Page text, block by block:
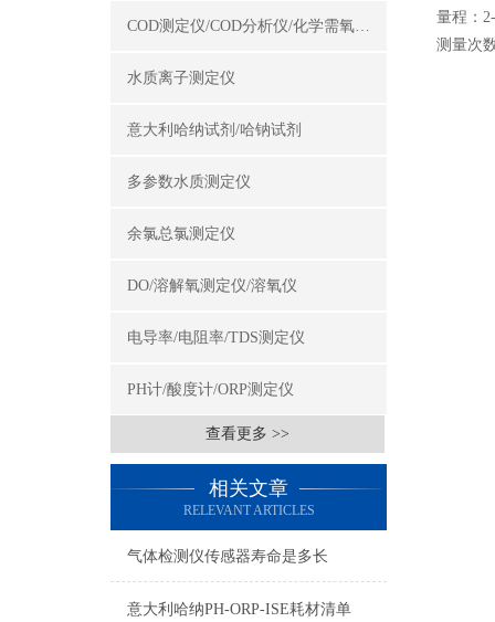
COD测定仪/COD分析仪/化学需氧量测定仪
水质离子测定仪
意大利哈纳试剂/哈钠试剂
多参数水质测定仪
余氯总氯测定仪
DO/溶解氧测定仪/溶氧仪
电导率/电阻率/TDS测定仪
PH计/酸度计/ORP测定仪
查看更多 >>
相关文章
RELEVANT ARTICLES
气体检测仪传感器寿命是多长
意大利哈纳PH-ORP-ISE耗材清单
量程：
测量次